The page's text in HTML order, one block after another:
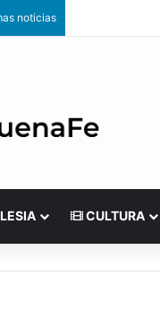
noticias
CULTURA